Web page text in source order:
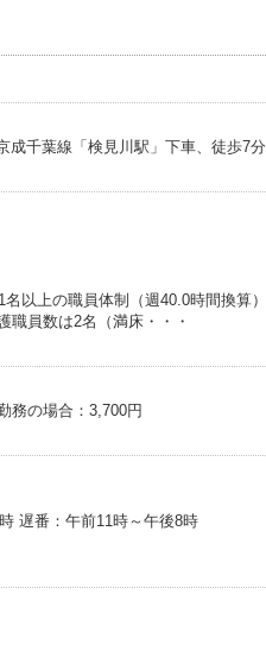
成千葉線「検見川駅」下車、徒歩7分
以上の職員体制（週40.0時間換算）
職員数は2名（満床・・・
務の場合：3,700円
遅番：午前11時～午後8時